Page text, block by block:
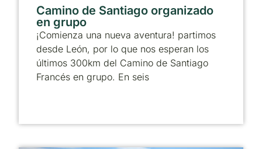
Camino de Santiago organizado
en grupo
¡Comienza una nueva aventura! partimos
desde León, por lo que nos esperan los
últimos 300km del Camino de Santiago
Francés en grupo. En seis